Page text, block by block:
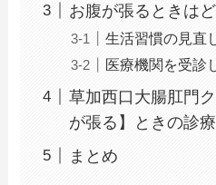
お腹が張るときは
生活習慣の見直
医療機関を受診
草加西口大腸肛門
が張る】ときの診療
まとめ